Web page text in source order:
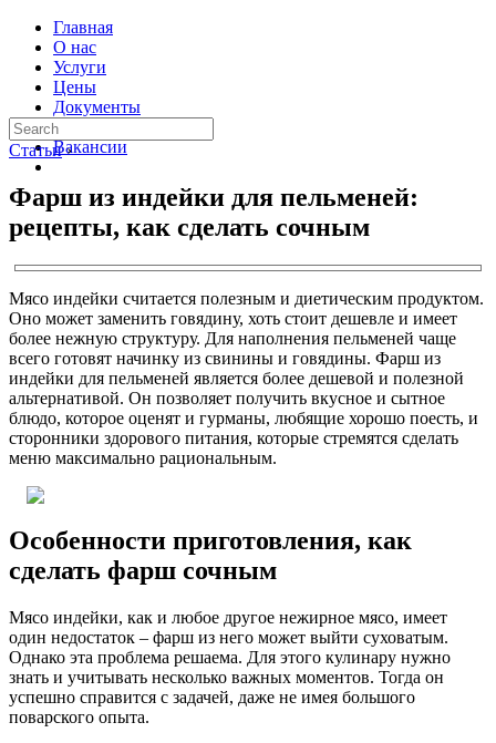
Главная
О нас
Услуги
Цены
Документы
Контакты
Вакансии
Статьи ›
Фарш из индейки для пельменей:
рецепты, как сделать сочным
Мясо индейки считается полезным и диетическим продуктом.
Оно может заменить говядину, хоть стоит дешевле и имеет
более нежную структуру. Для наполнения пельменей чаще
всего готовят начинку из свинины и говядины. Фарш из
индейки для пельменей является более дешевой и полезной
альтернативой. Он позволяет получить вкусное и сытное
блюдо, которое оценят и гурманы, любящие хорошо поесть, и
сторонники здорового питания, которые стремятся сделать
меню максимально рациональным.
Особенности приготовления, как
сделать фарш сочным
Мясо индейки, как и любое другое нежирное мясо, имеет
один недостаток – фарш из него может выйти суховатым.
Однако эта проблема решаема. Для этого кулинару нужно
знать и учитывать несколько важных моментов. Тогда он
успешно справится с задачей, даже не имея большого
поварского опыта.